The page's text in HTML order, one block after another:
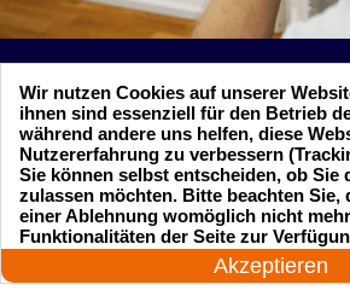
Suchen Sie einen
zu einem vernünftigen
Rufen Sie uns an und unser
Meister wird in 25 Minuten
24 Stunden am Tag
Akzeptieren
Wir nutzen Cookies auf unserer
ihnen sind essenziell für den Betrieb
während andere uns helfen, diese
Nutzererfahrung zu verbessern
Sie können selbst entscheiden, ob Sie
zulassen möchten. Bitte beachten Sie,
einer Ablehnung womöglich nicht
Funktionalitäten der Seite zur